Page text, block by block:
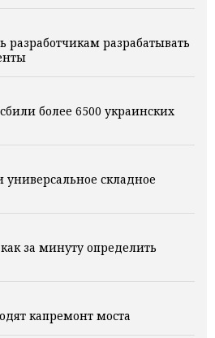
разработчикам разрабатывать
более 6500 украинских
универсальное складное
за минуту определить
капремонт моста